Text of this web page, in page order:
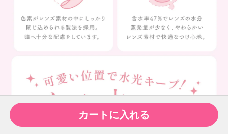
カートに入れる